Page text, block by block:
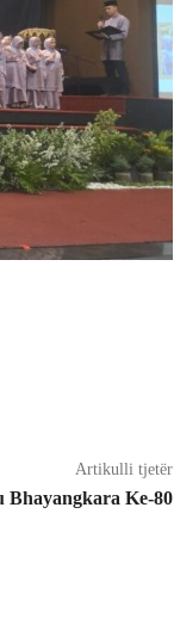
Artikulli tjetër
Bhayangkara Ke-80